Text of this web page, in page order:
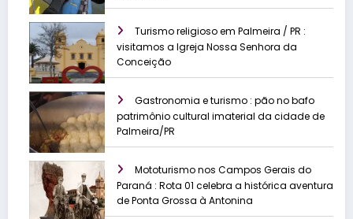
Turismo religioso em Palmeira / PR :
visitamos a Igreja Nossa Senhora da
Conceição
Gastronomia e turismo : pão no bafo
patrimônio cultural imaterial da cidade de
Palmeira/PR
Mototurismo nos Campos Gerais do
Paraná : Rota 01 celebra a histórica aventura
de Ponta Grossa à Antonina